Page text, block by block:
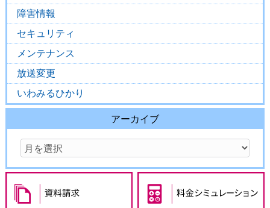
障害情報
セキュリティ
メンテナンス
放送変更
いわみるひかり
アーカイブ